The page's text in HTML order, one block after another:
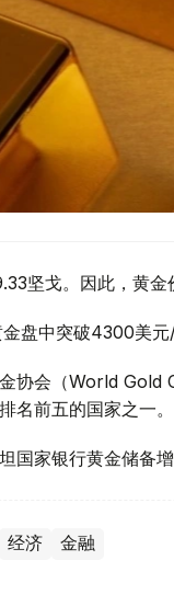
坚戈。因此，黄
盘中突破4300美元
金协会（World
名前五的国家之一。
国家银行黄金储备增
经济 金融